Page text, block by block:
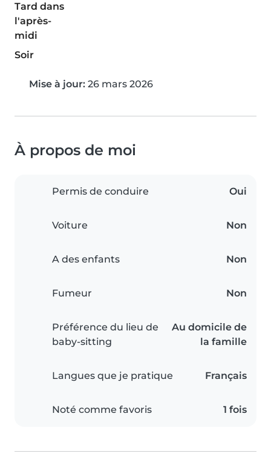
Tard dans
l'après-
midi
Soir
Mise à jour: 26 mars 2026
À propos de moi
Permis de conduire Oui
Voiture Non
A des enfants Non
Fumeur Non
Préférence du lieu de
baby-sitting
Au domicile de
la famille
Langues que je pratique Français
Noté comme favoris 1 fois